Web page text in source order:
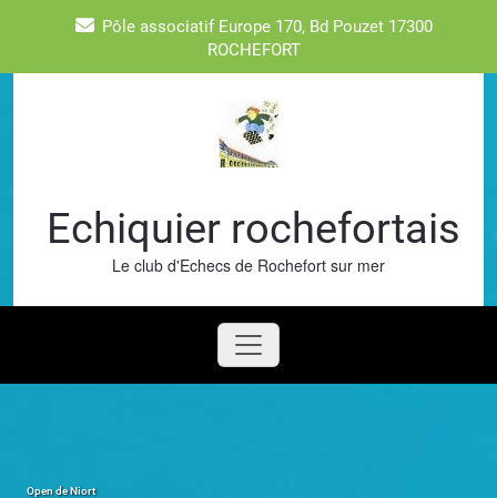
Pôle associatif Europe 170, Bd Pouzet 17300
ROCHEFORT
Echiquier rochefortais
Le club d'Echecs de Rochefort sur mer
Open de Niort